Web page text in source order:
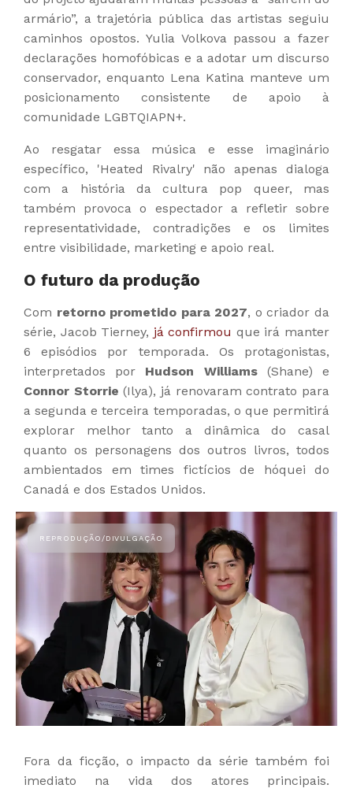
armário”, a trajetória pública das artistas seguiu
caminhos opostos. Yulia Volkova passou a fazer
declarações homofóbicas e a adotar um discurso
conservador, enquanto Lena Katina manteve um
posicionamento consistente de apoio à
comunidade LGBTQIAPN+.
Ao resgatar essa música e esse imaginário
específico, 'Heated Rivalry' não apenas dialoga
com a história da cultura pop queer, mas
também provoca o espectador a refletir sobre
representatividade, contradições e os limites
entre visibilidade, marketing e apoio real.
O futuro da produção
Com retorno prometido para 2027, o criador da
série, Jacob Tierney, já confirmou que irá manter
6 episódios por temporada. Os protagonistas,
interpretados por Hudson Williams(Shane) e
Connor Storrie (Ilya), já renovaram contrato para
a segunda e terceira temporadas, o que permitirá
explorar melhor tanto a dinâmica do casal
quanto os personagens dos outros livros, todos
ambientados em times fictícios de hóquei do
Canadá e dos Estados Unidos.
Fora da ficção, o impacto da série também foi
imediato na vida dos atores principais.